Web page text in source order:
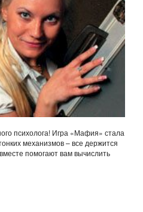
психолога! Игра «Мафия» стала
механизмов – все держится
помогают вам вычислить